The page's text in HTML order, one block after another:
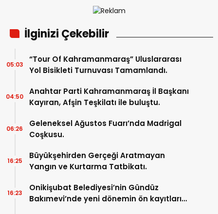
İlginizi Çekebilir
“Tour Of Kahramanmaraş” Uluslararası
Yol Bisikleti Turnuvası Tamamlandı.
05:03
Anahtar Parti Kahramanmaraş İl Başkanı
Kayıran, Afşin Teşkilatı ile buluştu.
04:50
Geleneksel Ağustos Fuarı’nda Madrigal
Coşkusu.
06:26
Büyükşehirden Gerçeği Aratmayan
Yangın ve Kurtarma Tatbikatı.
16:25
Onikişubat Belediyesi’nin Gündüz
Bakımevi’nde yeni dönemin ön kayıtları
16:23